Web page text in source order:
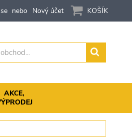
KOŠÍK
Nový účet
AKCE,